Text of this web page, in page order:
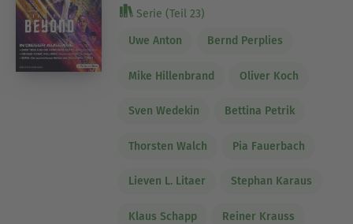
Serie (Teil 23)
Uwe Anton Bernd Perplies
Mike Hillenbrand Oliver Koch
Sven Wedekin Bettina Petrik
Thorsten Walch Pia Fauerbach
Lieven L. Litaer Stephan Karaus
Klaus Schapp Reiner Krauss